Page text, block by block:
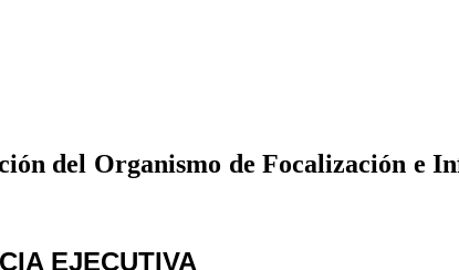
del Organismo de Focalización e
EJECUTIVA